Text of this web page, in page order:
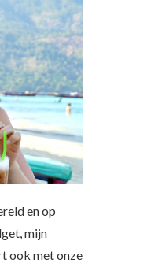
en op
mijn
ook met onze